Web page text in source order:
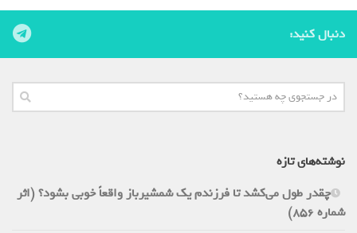
دنبال کنید:
نوشته‌های تازه
چقدر طول می‌کشد تا فرزندم یک شمشیرباز واقعاً خوبی بشود؟ (اثر
شماره 856)